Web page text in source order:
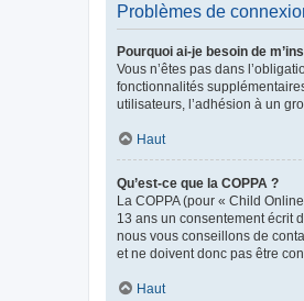
Problèmes de
Pourquoi ai-je besoin de
Vous n’êtes pas dans
fonctionnalités
utilisateurs, l’adhésion à un
Haut
Qu’est-ce que la COPPA ?
La COPPA (pour « Child
13 ans un consentement écrit
nous vous conseillons de
et ne doivent donc pas être
Haut